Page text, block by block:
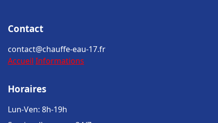
Contact
contact@chauffe-eau-17.fr
Accueil Informations
Horaires
Lun-Ven: 8h-19h